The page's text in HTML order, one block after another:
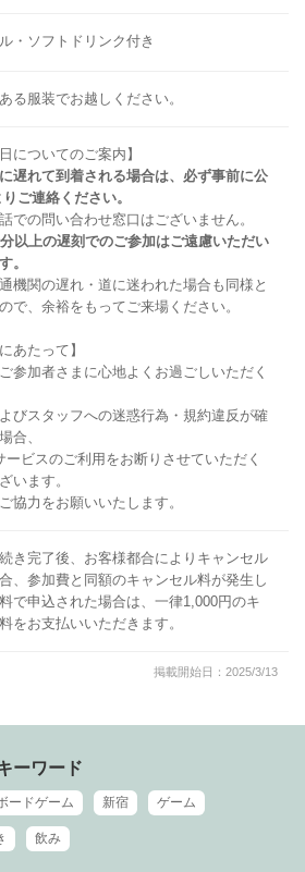
・ソフトドリンク付き
る服装でお越しください。
についてのご案内】
遅れて到着される場合は、必ず事前に公
ご連絡ください。
の問い合わせ窓口はございません。
以上の遅刻でのご参加はご遠慮いただい
。
機関の遅れ・道に迷われた場合も同様と
で、余裕をもってご来場ください。
あたって】
参加者さまに心地よくお過ごしいただく
びスタッフへの迷惑行為・規約違反が確
合、
ービスのご利用をお断りさせていただく
います。
協力をお願いいたします。
き完了後、お客様都合によりキャンセル
、参加費と同額のキャンセル料が発生し
で申込された場合は、一律1,000円のキ
をお支払いいただきます。
掲載開始日：2025/3/13
ーワード
ードゲーム 新宿 ゲーム
飲み